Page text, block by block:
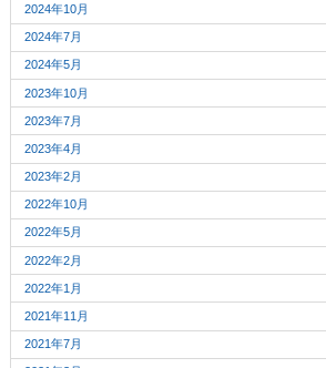
2024年10月
2024年7月
2024年5月
2023年10月
2023年7月
2023年4月
2023年2月
2022年10月
2022年5月
2022年2月
2022年1月
2021年11月
2021年7月